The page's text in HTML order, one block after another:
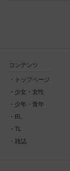
コンテンツ
トップページ
少女・女性
少年・青年
BL
TL
雑誌